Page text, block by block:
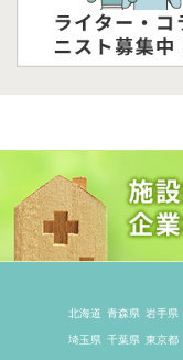
北海道 青森県 岩手県
埼玉県 千葉県 東京都